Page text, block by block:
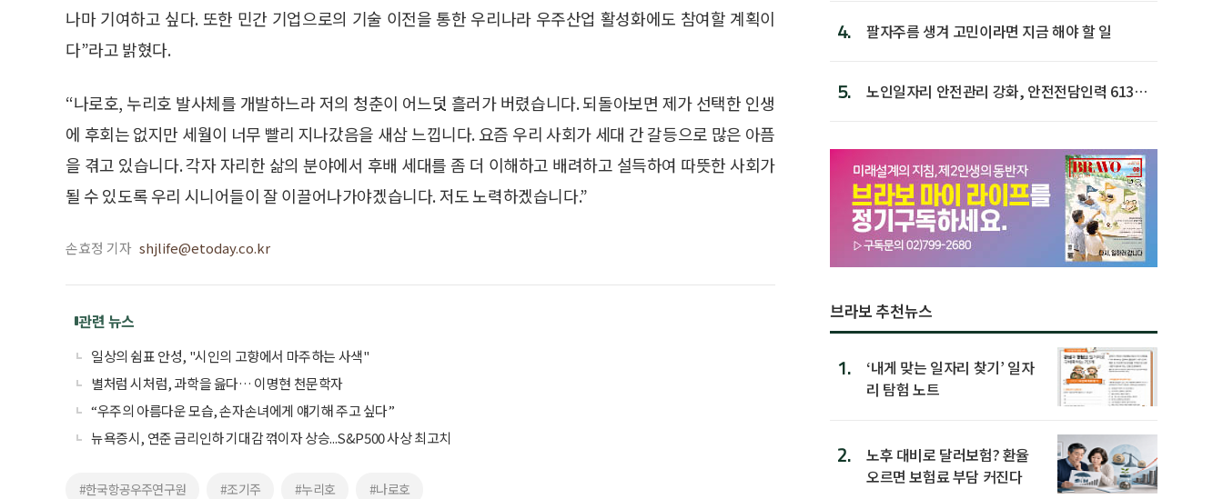
나마 기여하고 싶다. 또한 민간 기업으로의 기술 이전을 통한 우리나라 우주산업 활성화에도 참여할 계획이
다”라고 밝혔다.
“나로호, 누리호 발사체를 개발하느라 저의 청춘이 어느덧 흘러가 버렸습니다. 되돌아보면 제가 선택한 인생
에 후회는 없지만 세월이 너무 빨리 지나갔음을 새삼 느낍니다. 요즘 우리 사회가 세대 간 갈등으로 많은 아픔
을 겪고 있습니다. 각자 자리한 삶의 분야에서 후배 세대를 좀 더 이해하고 배려하고 설득하여 따뜻한 사회가
될 수 있도록 우리 시니어들이 잘 이끌어나가야겠습니다. 저도 노력하겠습니다.”
손효정 기자 shjlife@etoday.co.kr
관련 뉴스
일상의 쉼표 안성, "시인의 고향에서 마주하는 사색"
별처럼 시처럼, 과학을 읊다… 이명현 천문학자
“우주의 아름다운 모습, 손자손녀에게 얘기해 주고 싶다”
뉴욕증시, 연준 금리인하 기대감 꺾이자 상승...S&P500 사상 최고치
#한국항공우주연구원 #조기주 #누리호 #나로호
4. 팔자주름 생겨 고민이라면 지금 해야 할 일
5.
노인일자리 안전관리 강화, 안전전담인력 613명
브라보 추천뉴스
1.
‘내게 맞는 일자리 찾기’ 일자
리 탐험 노트
2.
노후 대비로 달러보험? 환율
오르면 보험료 부담 커진다